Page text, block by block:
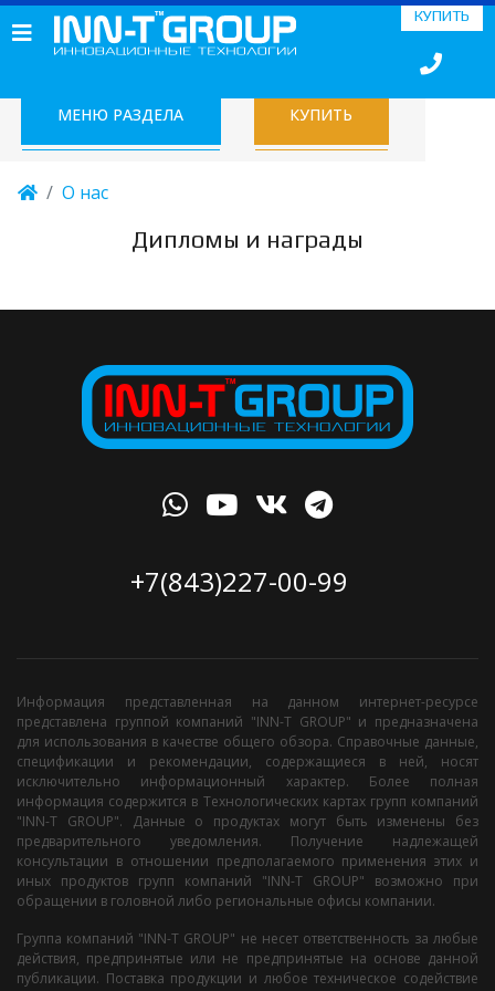
КУПИТЬ
МЕНЮ РАЗДЕЛА КУПИТЬ
О нас
Дипломы и награды
+7(843)227-00-99
Информация представленная на данном интернет-ресурсе
представлена группой компаний "INN-T GROUP" и предназначена
для использования в качестве общего обзора. Справочные данные,
спецификации и рекомендации, содержащиеся в ней, носят
исключительно информационный характер. Более полная
информация содержится в Технологических картах групп компаний
"INN-T GROUP". Данные о продуктах могут быть изменены без
предварительного уведомления. Получение надлежащей
консультации в отношении предполагаемого применения этих и
иных продуктов групп компаний "INN-T GROUP" возможно при
обращении в головной либо региональные офисы компании.
Группа компаний "INN-T GROUP" не несет ответственность за любые
действия, предпринятые или не предпринятые на основе данной
публикации. Поставка продукции и любое техническое содействие